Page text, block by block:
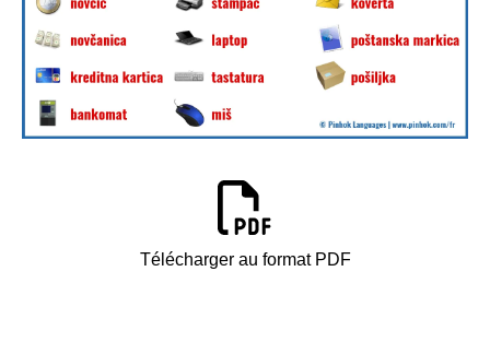
Télécharger au format PDF